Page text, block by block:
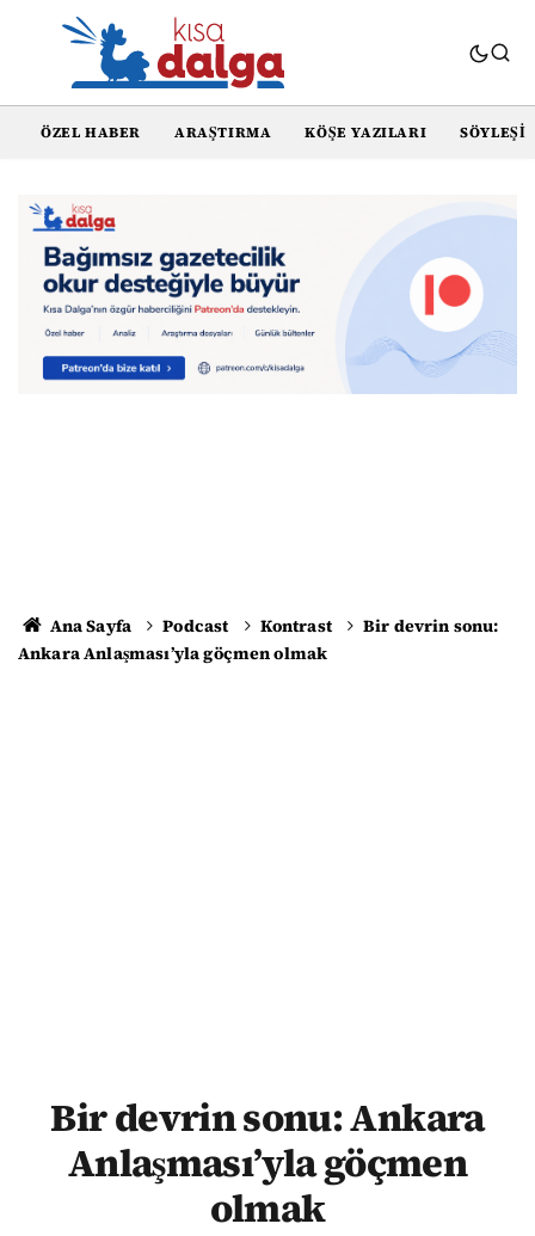
ÖZEL HABER ARAŞTIRMA KÖŞE YAZILARI SÖYLEŞI
Ana Sayfa Podcast Kontrast
Bir devrin sonu:
Ankara Anlaşması’yla göçmen olmak
Bir devrin sonu: Ankara
Anlaşması’yla göçmen
olmak